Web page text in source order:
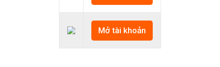
😘Cảm ơn bạn đã xem thông tin😘🍀🤗Chúc bạn
Mở tài khoản